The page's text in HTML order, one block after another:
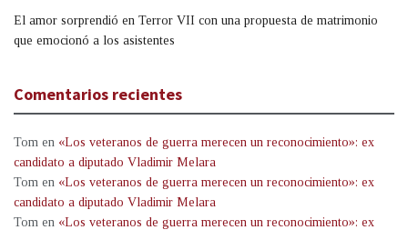
El amor sorprendió en Terror VII con una propuesta de matrimonio
que emocionó a los asistentes
Comentarios recientes
Tom en «Los veteranos de guerra merecen un reconocimiento»: ex
candidato a diputado Vladimir Melara
Tom en «Los veteranos de guerra merecen un reconocimiento»: ex
candidato a diputado Vladimir Melara
Tom en «Los veteranos de guerra merecen un reconocimiento»: ex